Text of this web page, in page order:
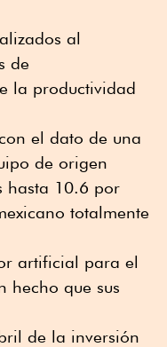
al
de
la productividad
el dato de una
de origen
hasta 10.6 por
totalmente
artificial para el
hecho que sus
de la inversión